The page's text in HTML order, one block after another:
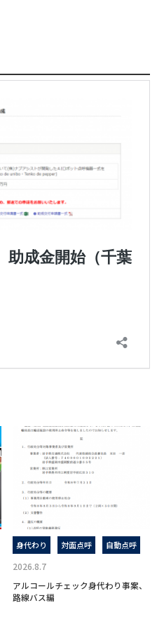
身代わり 対面点呼 自動点呼
2026.8.7
アルコールチェック身代わり事案、
路線バス編